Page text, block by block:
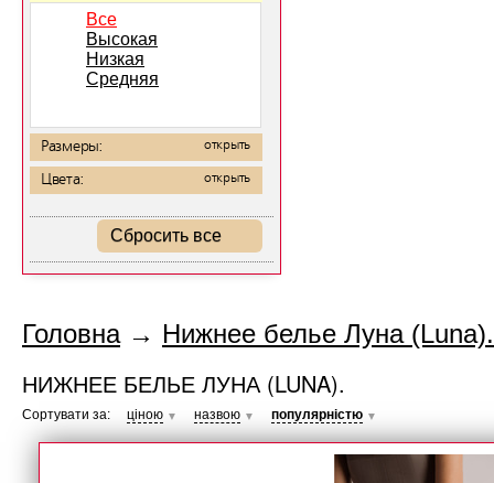
Все
Высокая
Низкая
Средняя
Размеры: открыть
Цвета: открыть
Сбросить все
Головна→ Нижнее белье Луна (Luna).
НИЖНЕЕ БЕЛЬЕ ЛУНА (LUNA).
Сортувати за: ціною ▼ назвою ▼ популярністю ▼